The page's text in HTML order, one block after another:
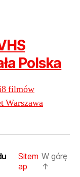
Polska
filmów
Warszawa
Sitem
ap
W górę
↑